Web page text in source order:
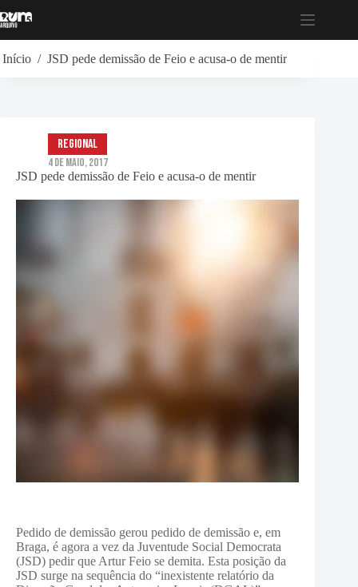
para
Início / JSD pede demissão de Feio e acusa-o de mentir
JSD pede demissão de Feio e acusa-o de mentir
Regional
4 de Maio, 2017
Pedido de demissão gerou pedido de demissão e, em
Braga, é agora a vez da Juventude Social Democrata
(JSD) pedir que Artur Feio se demita. Esta posição da
JSD surge na sequência do “inexistente relatório da